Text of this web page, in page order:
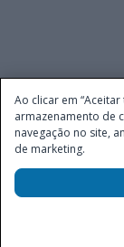
Este site é operado
endereço na Avenida
Município de São
autorizada a operar
Secretaria de Prêmios
247, de
Ao clicar em
armazenamento de
navegação no site,
de marketing.